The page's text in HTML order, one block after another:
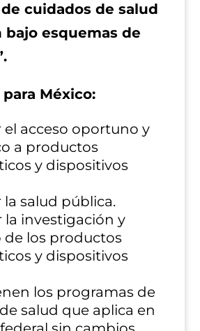
cuidados de salud
bajo esquemas de
México:
el acceso oportuno y
a productos
y dispositivos
salud pública.
la investigación y
de los productos
y dispositivos
los programas de
salud que aplica en